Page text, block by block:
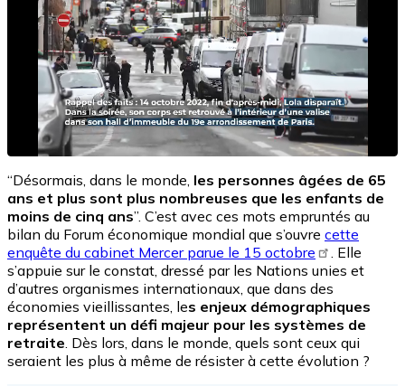
“Désormais, dans le monde, les personnes âgées de 65
ans et plus sont plus nombreuses que les enfants de
moins de cinq ans”. C’est avec ces mots empruntés au
bilan du Forum économique mondial que s’ouvre cette
enquête du cabinet Mercer parue le 15 octobre
. Elle
s’appuie sur le constat, dressé par les Nations unies et
d’autres organismes internationaux, que dans des
économies vieillissantes, les enjeux démographiques
représentent un défi majeur pour les systèmes de
retraite . Dès lors, dans le monde, quels sont ceux qui
seraient les plus à même de résister à cette évolution ?